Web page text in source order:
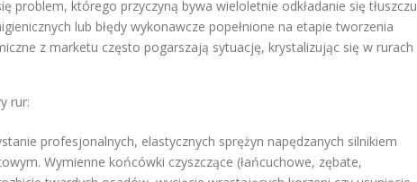
problem, którego przyczyną bywa wieloletnie odkładanie się tłuszczu
lub błędy wykonawcze popełnione na etapie tworzenia
z marketu często pogarszają sytuację, krystalizując się w rurach
rur:
profesjonalnych, elastycznych sprężyn napędzanych silnikiem
Wymienne końcówki czyszczące (łańcuchowe, zębate,